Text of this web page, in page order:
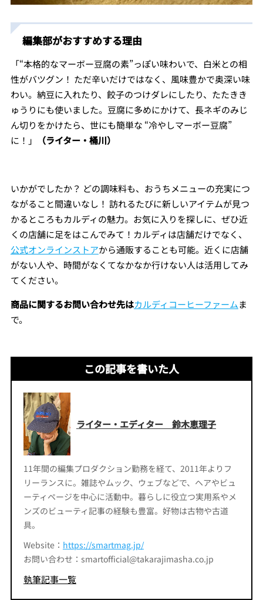
編集部がおすすめする理由
「“本格的なマーボー豆腐の素”っぽい味わいで、白米との相
性がバツグン！ ただ辛いだけではなく、風味豊かで奥深い味
わい。 納豆に入れたり、餃子のつけダレにしたり、たたきき
ゅうりにも使いました。豆腐に多めにかけて、長ネギのみじ
ん切りをかけたら、世にも簡単な “冷やしマーボー豆腐”
に！」
（ライター・桶川）
いかがでしたか？ どの調味料も、おうちメニューの充実につ
ながること間違いなし！ 訪れるたびに新しいアイテムが見つ
かるところもカルディの魅力。お気に入りを探しに、ぜひ近
くの店舗に足をはこんでみて！カルディは店舗だけでなく、
公式オンラインストアから通販することも可能。近くに店舗
がない人や、時間がなくてなかなか行けない人は活用してみ
てください。
商品に関するお問い合わせ先はカルディコーヒーファームま
で。
この記事を書いた人
ライター・エディター 鈴木恵理子
11年間の編集プロダクション勤務を経て、2011年よりフ
リーランスに。雑誌やムック、ウェブなどで、ヘアやビュ
ーティページを中心に活動中。暮らしに役立つ実用系やメ
ンズのビューティ記事の経験も豊富。好物は古物や古道
具。
Website： https://smartmag.jp/
お問い合わせ：smartofficial@takarajimasha.co.jp
執筆記事一覧